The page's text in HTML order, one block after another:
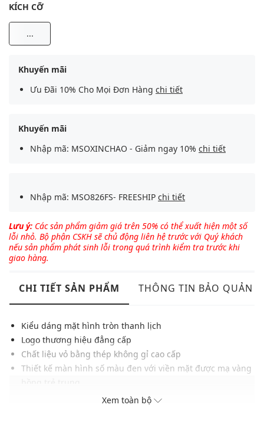
KÍCH CỠ
...
Khuyến mãi
Ưu Đãi 10% Cho Mọi Đơn Hàng chi tiết
Khuyến mãi
Nhập mã: MSOXINCHAO - Giảm ngay 10% chi tiết
Nhập mã: MSO826FS- FREESHIP chi tiết
Lưu ý: Các sản phẩm giảm giá trên 50% có thể xuất hiện một số
lỗi nhỏ. Bộ phận CSKH sẽ chủ động liên hệ trước với Quý khách
nếu sản phẩm phát sinh lỗi trong quá trình kiểm tra trước khi
giao hàng.
CHI TIẾT SẢN PHẨM THÔNG TIN BẢO QUẢN
Kiểu dáng mặt hình tròn thanh lịch
Logo thương hiệu đẳng cấp
Chất liệu vỏ bằng thép không gỉ cao cấp
Thiết kế màn hình số màu đen với viền mặt được mạ vàng
Phần dây da được in các hình bông hoa nhỏ đẹp mắt
Xem toàn bộ